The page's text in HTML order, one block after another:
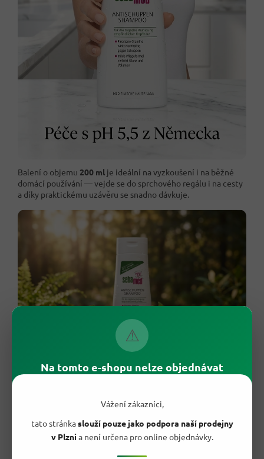
⚠
Na tomto e-shopu nelze objednávat
Vážení zákazníci,
tato stránkaslouží pouze jako podpora naší prodejny
v Plznia není určena pro online objednávky.
Balení o objemu 200 ml je ideální na vyzkoušení i na běžné
domácí používání — vejde se do sprchového regálu i na cesty
a díky praktickému uzávěru se snadno dávkuje.
Co dostanete navíc oproti běžnému
šamponu z drogerie?
Řada šamponů proti lupům spoléhá jen na silné parfemace a